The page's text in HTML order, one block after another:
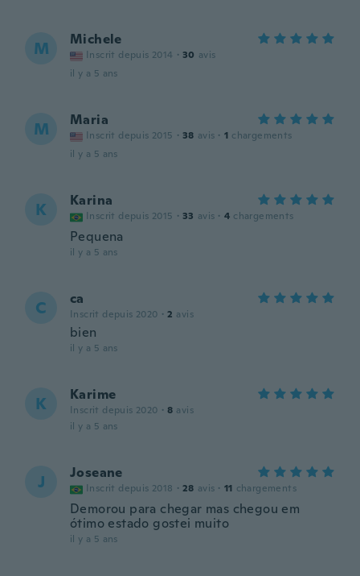
M Michele
Inscrit depuis 2014 · 30 avis
il y a 5 ans
M Maria
Inscrit depuis 2015 · 38 avis · 1 chargements
il y a 5 ans
K Karina
Inscrit depuis 2015 · 33 avis · 4 chargements
Pequena
il y a 5 ans
C ca
Inscrit depuis 2020 · 2 avis
bien
il y a 5 ans
K Karime
Inscrit depuis 2020 · 8 avis
il y a 5 ans
J Joseane
Inscrit depuis 2018 · 28 avis · 11 chargements
Demorou para chegar mas chegou em
ótimo estado gostei muito
il y a 5 ans